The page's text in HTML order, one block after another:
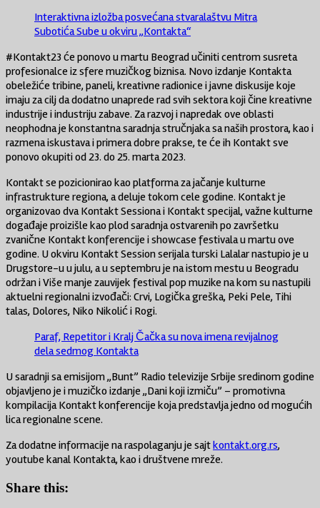
Interaktivna izložba posvećana stvaralaštvu Mitra
Subotića Sube u okviru „Kontakta“
#Kontakt23 će ponovo u martu Beograd učiniti centrom susreta
profesionalce iz sfere muzičkog biznisa. Novo izdanje Kontakta
obeležiće tribine, paneli, kreativne radionice i javne diskusije koje
imaju za cilj da dodatno unaprede rad svih sektora koji čine kreativne
industrije i industriju zabave. Za razvoj i napredak ove oblasti
neophodna je konstantna saradnja stručnjaka sa naših prostora, kao i
razmena iskustava i primera dobre prakse, te će ih Kontakt sve
ponovo okupiti od 23. do 25. marta 2023.
Kontakt se pozicionirao kao platforma za jačanje kulturne
infrastrukture regiona, a deluje tokom cele godine. Kontakt je
organizovao dva Kontakt Sessiona i Kontakt specijal, važne kulturne
događaje proizišle kao plod saradnja ostvarenih po završetku
zvanične Kontakt konferencije i showcase festivala u martu ove
godine. U okviru Kontakt Session serijala turski Lalalar nastupio je u
Drugstore-u u julu, a u septembru je na istom mestu u Beogradu
održan i Više manje zauvijek festival pop muzike na kom su nastupili
aktuelni regionalni izvođači: Crvi, Logička greška, Peki Pele, Tihi
talas, Dolores, Niko Nikolić i Rogi.
Paraf, Repetitor i Kralj Čačka su nova imena revijalnog
dela sedmog Kontakta
U saradnji sa emisijom ,,Bunt” Radio televizije Srbije sredinom godine
objavljeno je i muzičko izdanje ,,Dani koji izmiču” – promotivna
kompilacija Kontakt konferencije koja predstavlja jedno od mogućih
lica regionalne scene.
Za dodatne informacije na raspolaganju je sajtkontakt.org.rs,
youtube kanal Kontakta, kao i društvene mreže.
Share this: